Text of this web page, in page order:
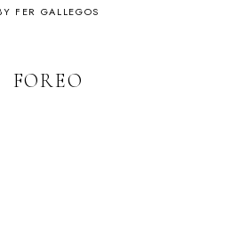
FER GALLEGOS
FOREO